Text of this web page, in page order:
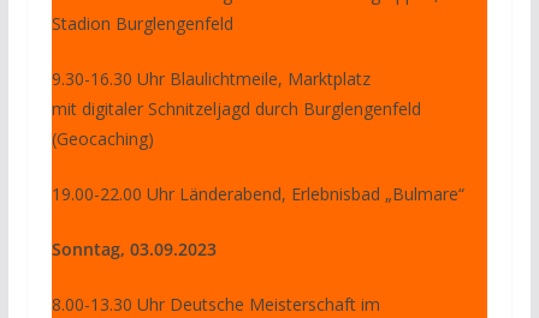
Stadion Burglengenfeld
9.30-16.30 Uhr Blaulichtmeile, Marktplatz
mit digitaler Schnitzeljagd durch Burglengenfeld
(Geocaching)
19.00-22.00 Uhr Länderabend, Erlebnisbad „Bulmare“
Sonntag, 03.09.2023
8.00-13.30 Uhr Deutsche Meisterschaft im